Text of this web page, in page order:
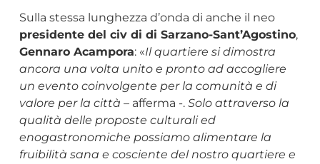
Sulla stessa lunghezza d’onda di anche il neo
presidente del civ di di Sarzano-Sant’Agostino,
Gennaro Acampora: «Il quartiere si dimostra
ancora una volta unito e pronto ad accogliere
un evento coinvolgente per la comunità e di
valore per la città – afferma -. Solo attraverso la
qualità delle proposte culturali ed
enogastronomiche possiamo alimentare la
fruibilità sana e cosciente del nostro quartiere e